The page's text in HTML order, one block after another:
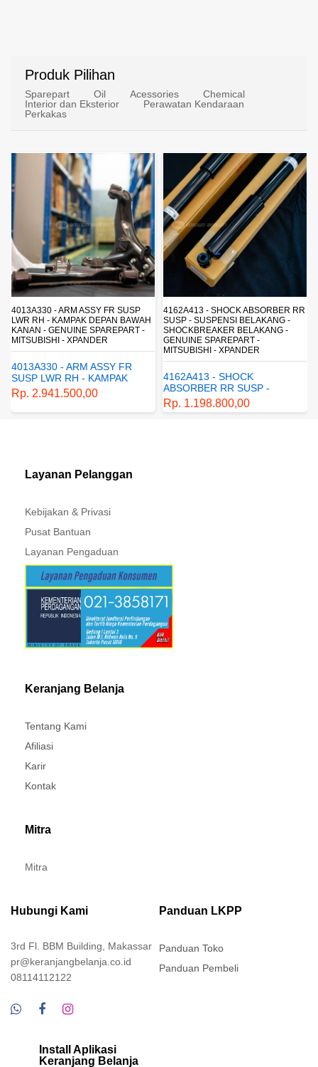
Produk Pilihan
Sparepart Oil Acessories
Chemical
Interior dan Eksterior
Perawatan Kendaraan
Perkakas
4162A413 - SHOCK ABSORBER RR
SUSP - SUSPENSI BELAKANG -
SHOCKBREAKER BELAKANG -
GENUINE SPAREPART -
MITSUBISHI - XPANDER
4162A413 - SHOCK
ABSORBER RR SUSP -
SUSPENSI BELAKANG -
SHOCKBREAKER BELAKANG
Rp. 1.198.800,00
1770A233 - FUEL FILTER ELEMENT
- SARINGAN BAHAN BAKAR -
SARINGAN SOLAR - MITSUBISHI -
PAJERO
ELEMENT - SARINGAN
BAHAN BAKAR - SARINGAN
SOLAR - MITSUBISHI -
PAJERO
Rp. 430.680,00
Layanan Pelanggan
Kebijakan & Privasi
Pusat Bantuan
Layanan Pengaduan
Keranjang Belanja
Tentang Kami
Afiliasi
Karir
Kontak
Mitra
Mitra
Hubungi Kami
3rd Fl. BBM Building, Makassar
pr@keranjangbelanja.co.id
08114112122
Panduan LKPP
Panduan Toko
Panduan Pembeli
Install Aplikasi
Keranjang Belanja